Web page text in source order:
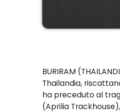
BURIRAM
Thailandia,
ha preceduto al
(Aprilia